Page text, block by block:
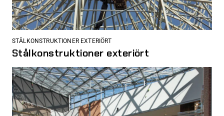
STÅLKONSTRUKTIONER EXTERIÖRT
Stålkonstruktioner exteriört